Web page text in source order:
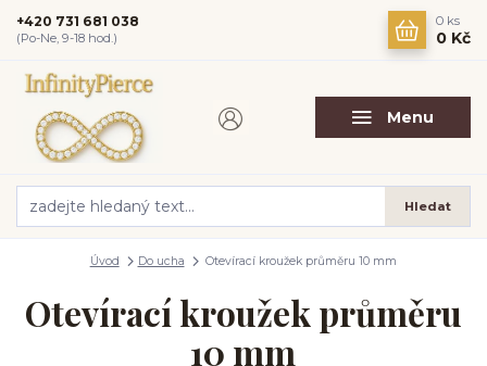
Menu
Hledat
+420 731 681 038
(Po-Ne, 9-18 hod.)
0 ks
0 Kč
Úvod Do ucha Otevírací kroužek průměru 10 mm
Otevírací kroužek průměru
10 mm